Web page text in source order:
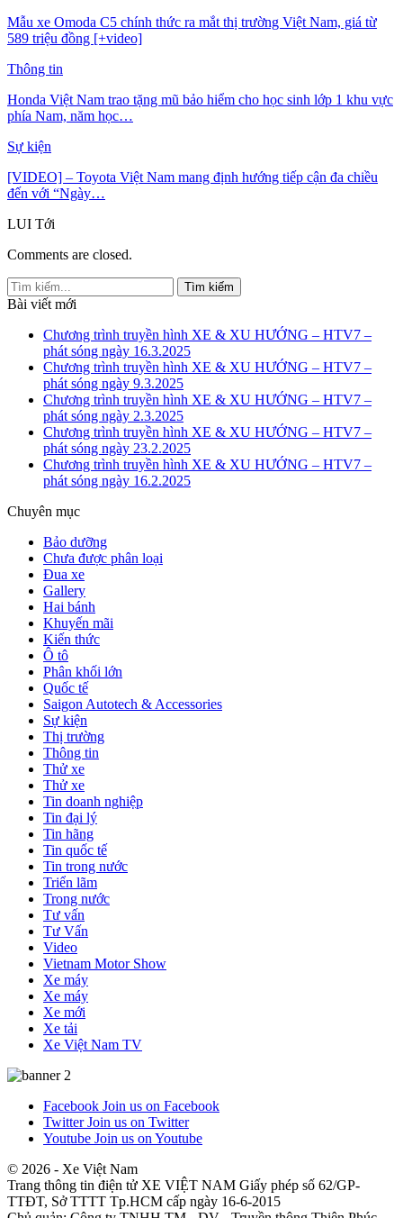
Mẫu xe Omoda C5 chính thức ra mắt thị trường Việt Nam, giá từ
589 triệu đồng [+video]
Thông tin
Honda Việt Nam trao tặng mũ bảo hiểm cho học sinh lớp 1 khu vực
phía Nam, năm học…
Sự kiện
[VIDEO] – Toyota Việt Nam mang định hướng tiếp cận đa chiều
đến với “Ngày…
LUI Tới
Comments are closed.
Bài viết mới
Chương trình truyền hình XE & XU HƯỚNG – HTV7 –
phát sóng ngày 16.3.2025
Chương trình truyền hình XE & XU HƯỚNG – HTV7 –
phát sóng ngày 9.3.2025
Chương trình truyền hình XE & XU HƯỚNG – HTV7 –
phát sóng ngày 2.3.2025
Chương trình truyền hình XE & XU HƯỚNG – HTV7 –
phát sóng ngày 23.2.2025
Chương trình truyền hình XE & XU HƯỚNG – HTV7 –
phát sóng ngày 16.2.2025
Chuyên mục
Bảo dưỡng
Chưa được phân loại
Đua xe
Gallery
Hai bánh
Khuyến mãi
Kiến thức
Ô tô
Phân khối lớn
Quốc tế
Saigon Autotech & Accessories
Sự kiện
Thị trường
Thông tin
Thử xe
Thử xe
Tin doanh nghiệp
Tin đại lý
Tin hãng
Tin quốc tế
Tin trong nước
Triển lãm
Trong nước
Tư vấn
Tư Vấn
Video
Vietnam Motor Show
Xe máy
Xe máy
Xe mới
Xe tải
Xe Việt Nam TV
Facebook Join us on Facebook
Twitter Join us on Twitter
Youtube Join us on Youtube
© 2026 - Xe Việt Nam
Trang thông tin điện tử XE VIỆT NAM Giấy phép số 62/GP-
TTĐT, Sở TTTT Tp.HCM cấp ngày 16-6-2015